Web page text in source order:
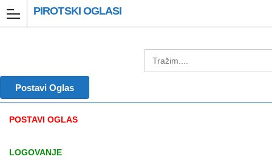
PIROTSKI OGLASI
Postavi Oglas
POSTAVI OGLAS
LOGOVANJE